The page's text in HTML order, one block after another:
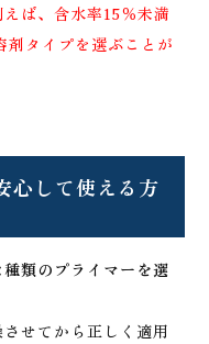
えば、含水率15％未満
剤タイプを選ぶことが
心して使える方
類のプライマーを選
せてから正しく適用